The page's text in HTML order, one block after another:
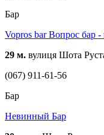
Бар
Vopros bar Вопрос бар -
29 м. вулиця Шота
(067) 911-61-56
Бар
Невинный Бар